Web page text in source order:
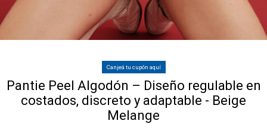
Canjeá tu cupón aquí
Pantie Peel Algodón – Diseño regulable en
costados, discreto y adaptable - Beige
Melange